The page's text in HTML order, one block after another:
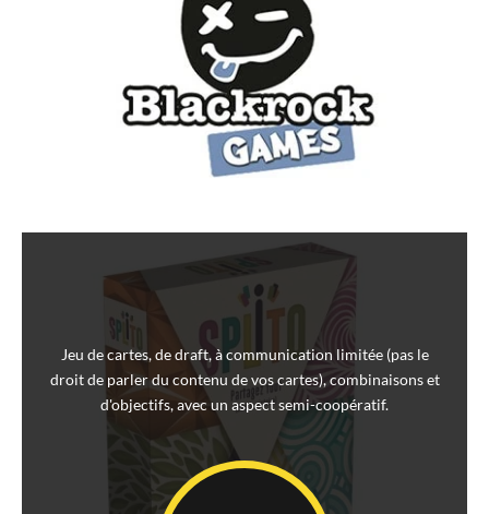
Jeu de cartes, de draft, à communication limitée (pas le
droit de parler du contenu de vos cartes), combinaisons et
d'objectifs, avec un aspect semi-coopératif.